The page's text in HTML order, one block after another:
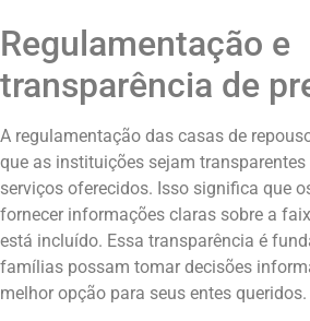
Regulamentação e
transparência de
A regulamentação das casas de
que as instituições sejam
serviços oferecidos. Isso significa que
fornecer informações claras sobre a
está incluído. Essa transparência é
famílias possam tomar decisões
melhor opção para seus entes queridos.